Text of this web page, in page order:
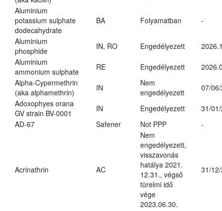
Aluminium
potassium sulphate
dodecahydrate
BA Folyamatban -
Aluminium
phosphide
IN, RO Engedélyezett
Aluminium
ammonium sulphate
RE Engedélyezett
Alpha-Cypermethrin
(aka alphamethrin)
IN
Nem
engedélyezett
07/
Adoxophyes orana
GV strain BV-0001
IN Engedélyezett
31/
AD-67
Safener Not PPP -
Acrinathrin AC
Nem
engedélyezett,
visszavonás
hatálya 2021.
12.31., végső
türelmi idő
vége
2023.06.30.
31/